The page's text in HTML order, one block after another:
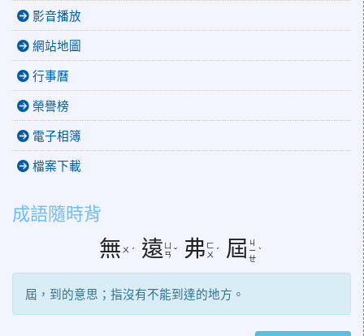
影音播放
網站地圖
行事曆
榮譽榜
電子相簿
檔案下載
成語隨時背
無 ㄨ ˊ 遠 ㄢ ˇ 弗 ㄈ
ㄨ ˊ 屆 ㄐ
ㄧ
ㄝ
ˋ
屆，到的意思；指沒有不能到達的地方。